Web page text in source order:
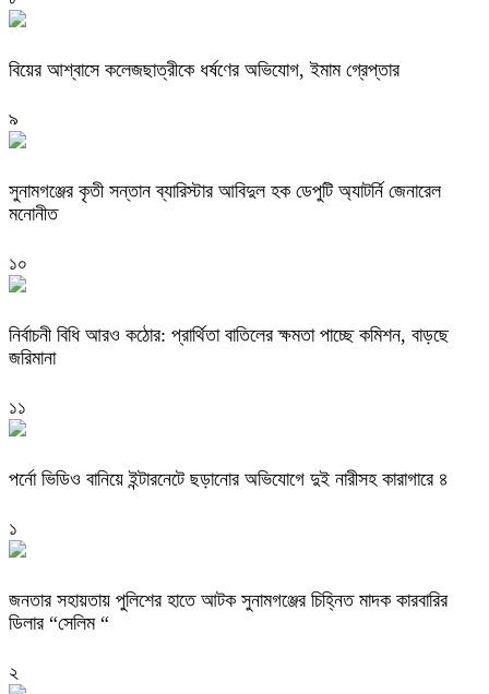
বিয়ের আশ্বাসে কলেজছাত্রীকে ধর্ষণের অভিযোগ, ইমাম গ্রেপ্তার
৯
সুনামগঞ্জের কৃতী সন্তান ব্যারিস্টার আবিদুল হক ডেপুটি অ্যাটর্নি জেনারেল
মনোনীত
১০
নির্বাচনী বিধি আরও কঠোর: প্রার্থিতা বাতিলের ক্ষমতা পাচ্ছে কমিশন, বাড়ছে
জরিমানা
১১
পর্নো ভিডিও বানিয়ে ইন্টারনেটে ছড়ানোর অভিযোগে দুই নারীসহ কারাগারে ৪
১
জনতার সহায়তায় পুলিশের হাতে আটক সুনামগঞ্জের চিহ্নিত মাদক কারবারির
ডিলার “সেলিম “
২